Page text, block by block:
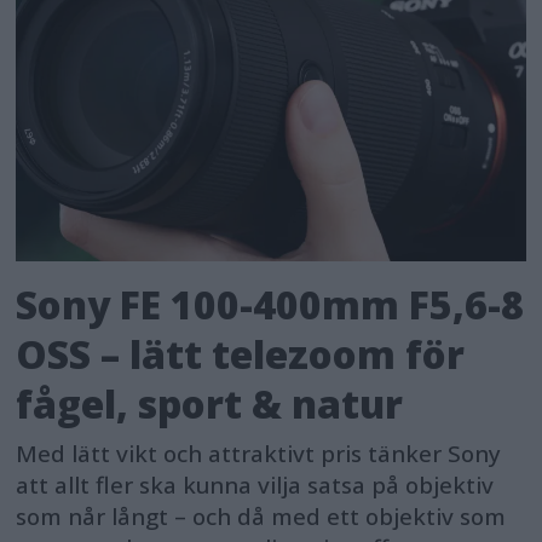
Sony FE 100-400mm F5,6-8
OSS – lätt telezoom för
fågel, sport & natur
Med lätt vikt och attraktivt pris tänker Sony
att allt fler ska kunna vilja satsa på objektiv
som når långt – och då med ett objektiv som